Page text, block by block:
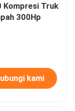
Kompresi Truk
300Hp
kami